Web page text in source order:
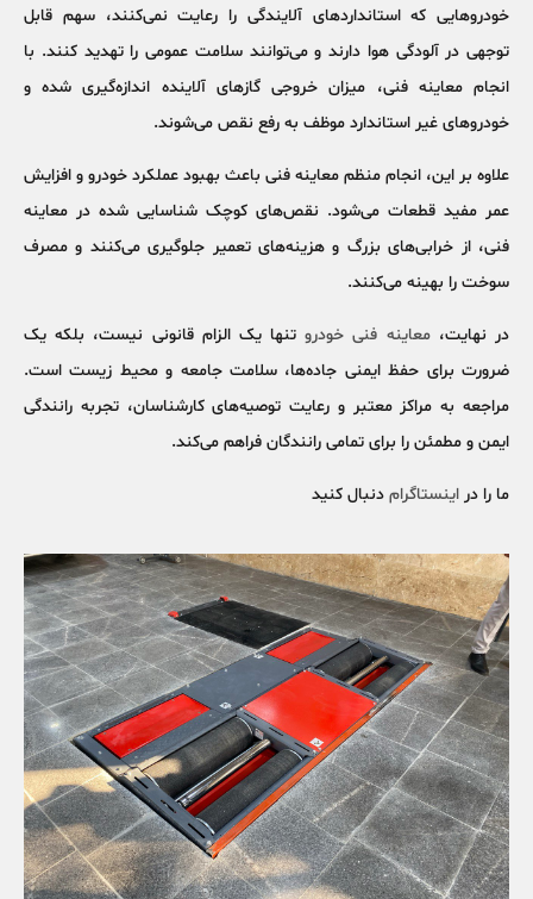
خودروهایی که استانداردهای آلایندگی را رعایت نمی‌کنند، سهم قابل
توجهی در آلودگی هوا دارند و می‌توانند سلامت عمومی را تهدید کنند. با
انجام معاینه فنی، میزان خروجی گازهای آلاینده اندازه‌گیری شده و
خودروهای غیر استاندارد موظف به رفع نقص می‌شوند.
علاوه بر این، انجام منظم معاینه فنی باعث بهبود عملکرد خودرو و افزایش
عمر مفید قطعات می‌شود. نقص‌های کوچک شناسایی شده در معاینه
فنی، از خرابی‌های بزرگ و هزینه‌های تعمیر جلوگیری می‌کنند و مصرف
سوخت را بهینه می‌کنند.
در نهایت،معاینه فنی خودرو تنها یک الزام قانونی نیست، بلکه یک
ضرورت برای حفظ ایمنی جاده‌ها، سلامت جامعه و محیط زیست است.
مراجعه به مراکز معتبر و رعایت توصیه‌های کارشناسان، تجربه رانندگی
ایمن و مطمئن را برای تمامی رانندگان فراهم می‌کند.
ما را در اینستاگرام دنبال کنید